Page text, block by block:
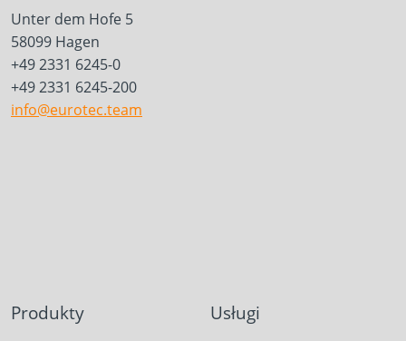
Unter dem Hofe 5
58099 Hagen
+49 2331 6245-0
+49 2331 6245-200
info@eurotec.team
Produkty Usługi